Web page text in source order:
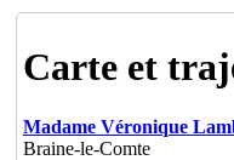
Carte et
Madame Véronique
Braine-le-Comte